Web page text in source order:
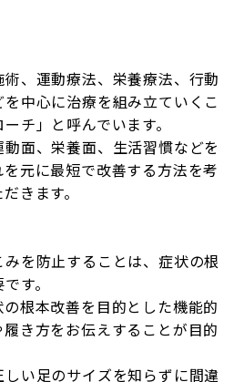
、運動療法、栄養療法、行動
中心に治療を組み立ていくこ
チ」と呼んでいます。
面、栄養面、生活習慣などを
元に最短で改善する方法を考
きます。
を防止することは、症状の根
す。
根本改善を目的とした機能的
き方をお伝えすることが目的
い足のサイズを知らずに間違